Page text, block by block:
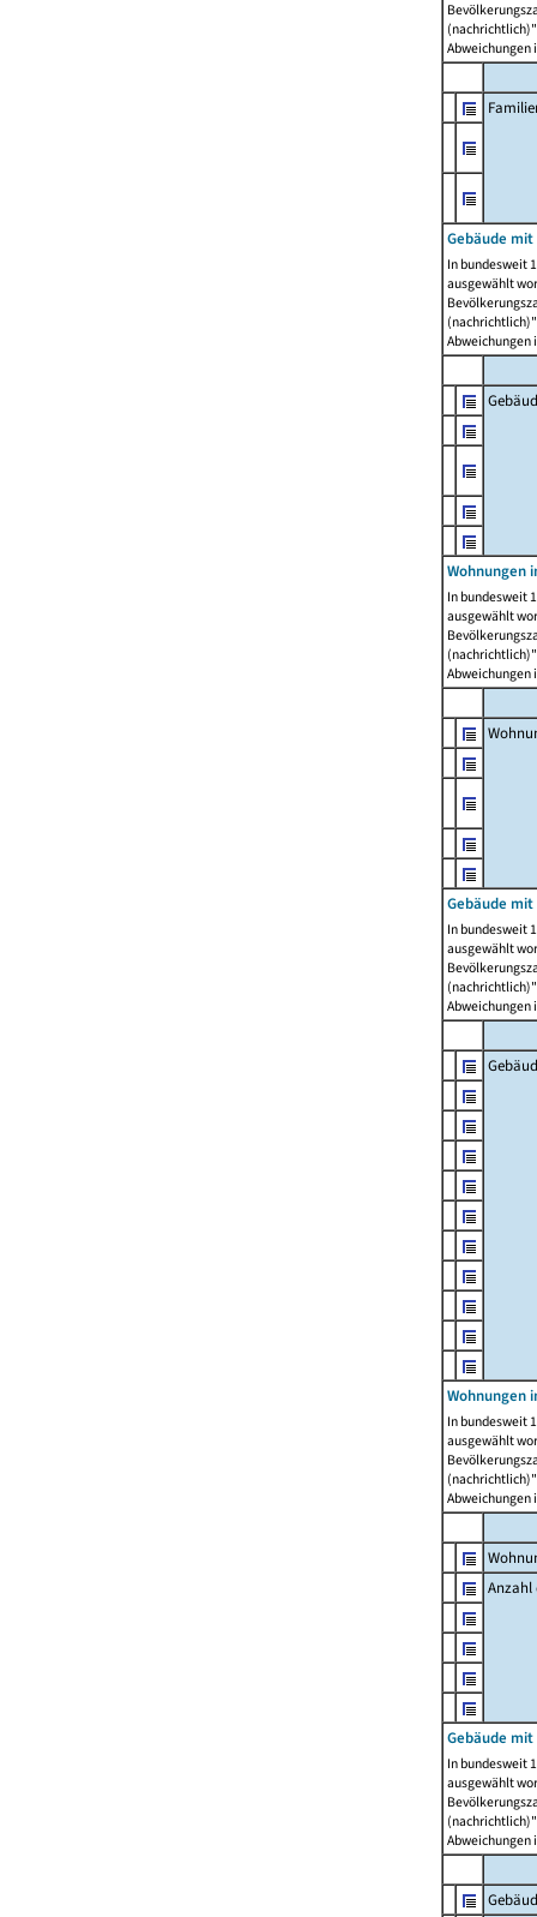
Abweichungen
Gebäude
In bundesweit
ausgewählt
Abweichungen
Wohnungen
In bundesweit
ausgewählt
Abweichungen
Gebäude
In bundesweit
ausgewählt
Abweichungen
Wohnungen
In bundesweit
ausgewählt
Abweichungen
Anzahl
Gebäude
In bundesweit
ausgewählt
Abweichungen